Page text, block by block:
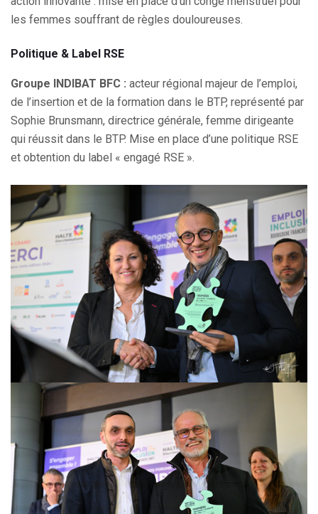
les femmes souffrant de règles douloureuses.
Politique & Label RSE
Groupe INDIBAT BFC : acteur régional majeur de l’emploi,
de l’insertion et de la formation dans le BTP, représenté par
Sophie Brunsmann, directrice générale, femme dirigeante
qui réussit dans le BTP. Mise en place d’une politique RSE
et obtention du label « engagé RSE ».